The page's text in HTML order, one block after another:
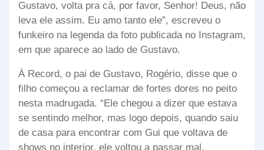
Gustavo, volta pra cá, por favor, Senhor! Deus, não
leva ele assim. Eu amo tanto ele”, escreveu o
funkeiro na legenda da foto publicada no Instagram,
em que aparece ao lado de Gustavo.
À Record, o pai de Gustavo, Rogério, disse que o
filho começou a reclamar de fortes dores no peito
nesta madrugada. “Ele chegou a dizer que estava
se sentindo melhor, mas logo depois, quando saiu
de casa para encontrar com Gui que voltava de
shows no interior, ele voltou a passar mal,